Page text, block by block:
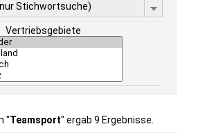
Stichwortsuche)
Vertriebsgebiete
"Teamsport" ergab 9 Ergebnisse.